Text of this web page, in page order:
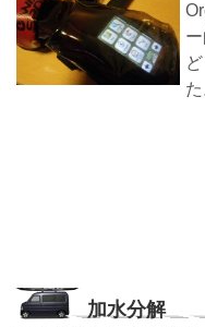
た
加水分解